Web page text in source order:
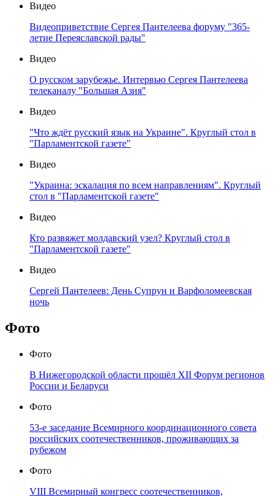
Видео
Видеоприветствие Сергея Пантелеева форуму "365-
летие Переяславской рады"
Видео
О русском зарубежье. Интервью Сергея Пантелеева
телеканалу "Большая Азия"
Видео
"Что ждёт русский язык на Украине". Круглый стол в
"Парламентской газете"
Видео
"Украина: эскалация по всем направлениям". Круглый
стол в "Парламентской газете"
Видео
Кто развяжет молдавский узел? Круглый стол в
"Парламентской газете"
Видео
Сергей Пантелеев: День Супрун и Варфоломеевская
ночь
Фото
Фото
В Нижегородской области прошёл XII Форум регионов
России и Беларуси
Фото
53-е заседание Всемирного координационного совета
российских соотечественников, проживающих за
рубежом
Фото
VIII Всемирный конгресс соотечественников,